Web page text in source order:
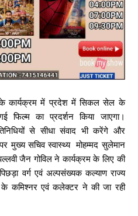
के कार्यक्रम में प्रदेश में सिकल सेल के
का प्रदर्शन किया जाएगा।
से सीधा संवाद भी करेंगे और
मुख्य सचिव स्वास्थ्य मोहम्मद सुलेमान
जैन गोविल ने कार्यक्रम के लिए की
वर्ग एवं अल्पसंख्यक कल्याण राज्य
कमिश्नर एवं कलेक्टर ने की जा रही